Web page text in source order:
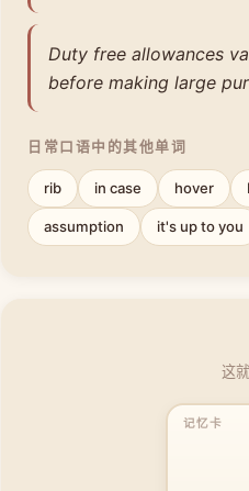
Duty free allowances
before making large
日常口语中的其他单词
rib in case hover
assumption it's up to you
这